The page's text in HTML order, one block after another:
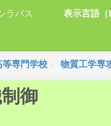
ラバス 表示言語
専門学校 物質工学専
御